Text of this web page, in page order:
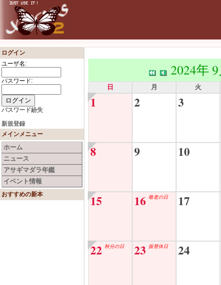
ログイン
ユーザ名:
パスワード:
パスワード紛失
新規登録
メインメニュー
ホーム
ニュース
アサギマダラ年鑑
イベント情報
おすすめの新本
2024年
日 月 火
1 2 3
8 9 10
15 16 敬老の日 17
22 秋分の日 23 振替休日 24